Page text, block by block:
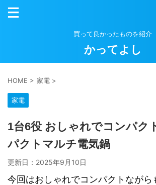
買って良かったものを紹介
かってよし
HOME > 家電 >
家電
1台6役 おしゃれでコンパク
パクトマルチ電気鍋
更新日： 2025年9月10日
今回はおしゃれでコンパクトなが